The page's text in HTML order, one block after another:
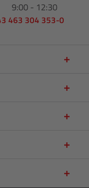
9:00 - 12:30
463 304 353-0